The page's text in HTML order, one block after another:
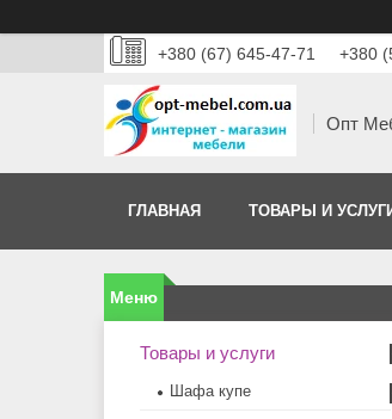
+380 (67) 645-47-71 +380
Опт
ГЛАВНАЯ ТОВАРЫ И
Товары и услуги
Шафа купе